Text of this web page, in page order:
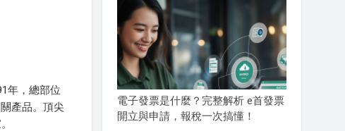
年，總部位
產品。頂尖
電子發票是什麼？完整解析 e首發票
開立與申請，報稅一次搞懂！